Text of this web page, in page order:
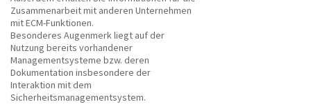
Zusammenarbeit mit anderen Unternehmen
mit ECM-Funktionen.
Besonderes Augenmerk liegt auf der
Nutzung bereits vorhandener
Managementsysteme bzw. deren
Dokumentation insbesondere der
Interaktion mit dem
Sicherheitsmanagementsystem.